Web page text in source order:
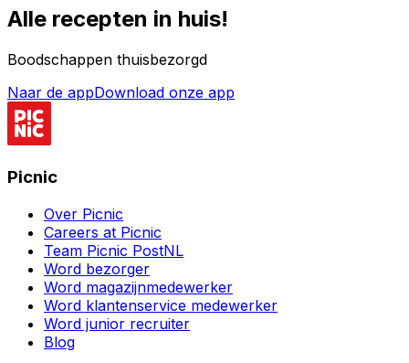
Alle recepten in huis!
Boodschappen thuisbezorgd
Naar de appDownload onze app
Picnic
Over Picnic
Careers at Picnic
Team Picnic PostNL
Word bezorger
Word magazijnmedewerker
Word klantenservice medewerker
Word junior recruiter
Blog